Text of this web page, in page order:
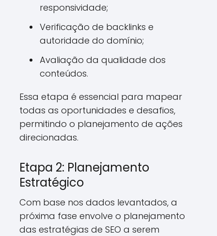
responsividade;
Verificação de backlinks e
autoridade do domínio;
Avaliação da qualidade dos
conteúdos.
Essa etapa é essencial para mapear
todas as oportunidades e desafios,
permitindo o planejamento de ações
direcionadas.
Etapa 2: Planejamento
Estratégico
Com base nos dados levantados, a
próxima fase envolve o planejamento
das estratégias de SEO a serem